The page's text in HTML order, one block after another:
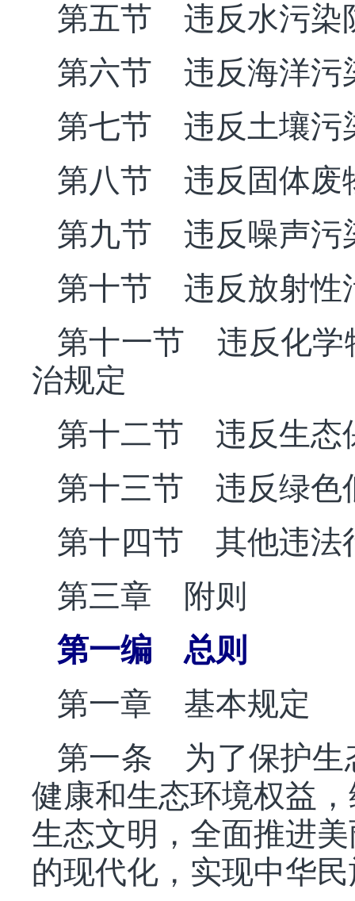
第五节 违反水污染
第六节 违反海洋污
第七节 违反土壤污
第八节 违反固体废
第九节 违反噪声污
第十节 违反放射性
第十一节 违反化学
治规定
第十二节 违反生态
第十三节 违反绿色
第十四节 其他违法
第三章 附则
第一编 总则
第一章 基本规定
第一条 为了保护生
健康和生态环境权益
生态文明，全面推进
的现代化，实现中华